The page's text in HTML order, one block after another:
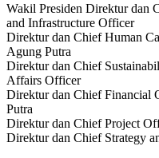
Wakil Presiden Direktur
and Infrastructure Officer
Direktur dan Chief
Agung Putra
Direktur dan Chief
Affairs Officer
Direktur dan Chief
Putra
Direktur dan Chief
Direktur dan Chief Strategy